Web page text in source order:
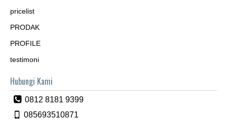
pricelist
PRODAK
PROFILE
testimoni
Hubungi Kami
0812 8181 9399
085693510871